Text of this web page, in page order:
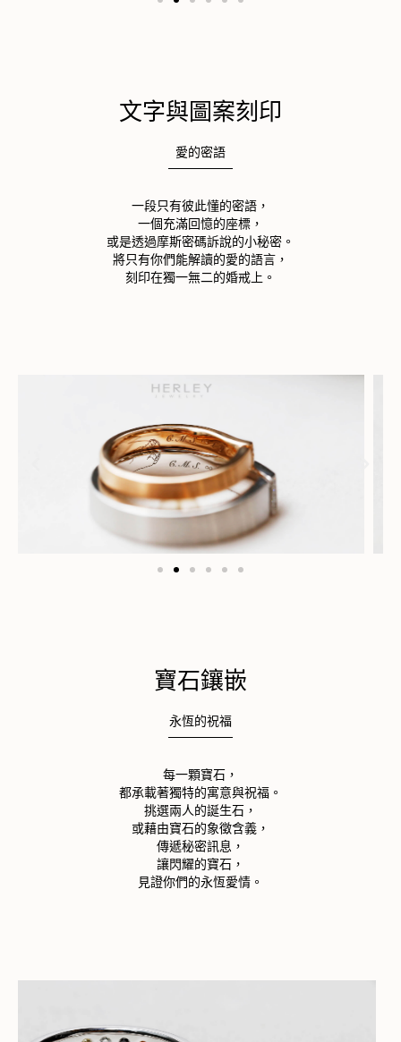
文字與圖案刻印
愛的密語
​一段只有彼此懂的密語，
一個充滿回憶的座標，
或是透過摩斯密碼訴說的小秘密。
將只有你們能解讀的愛的語言，
刻印在獨一無二的婚戒上。
寶石鑲嵌
永恆的祝福
​每一顆寶石，
都承載著獨特的寓意與祝福。
挑選兩人的誕生石，
或藉由寶石的象徵含義，
傳遞秘密訊息，
讓閃耀的寶石，
見證你們的永恆愛情。